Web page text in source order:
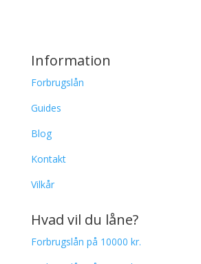
Information
Forbrugslån
Guides
Blog
Kontakt
Vilkår
Hvad vil du låne?
Forbrugslån på 10000 kr.